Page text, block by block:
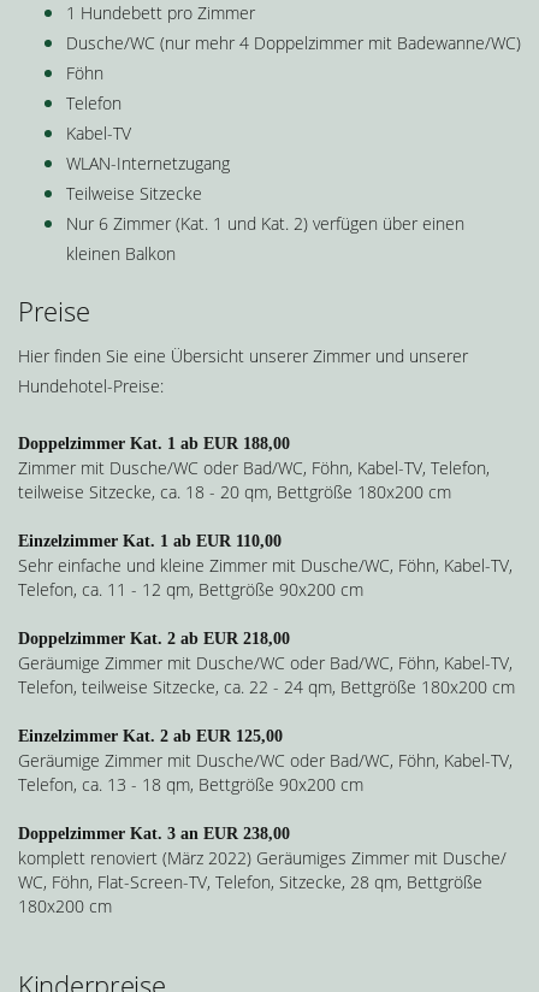
1 Hundebett pro Zimmer
Dusche/WC (nur mehr 4 Doppelzimmer mit Badewanne/WC)
Föhn
Telefon
Kabel-TV
WLAN-Internetzugang
Teilweise Sitzecke
Nur 6 Zimmer (Kat. 1 und Kat. 2) verfügen über einen
kleinen Balkon
Preise
Hier finden Sie eine Übersicht unserer Zimmer und unserer
Hundehotel-Preise:
Doppelzimmer Kat. 1 ab EUR 188,00
Zimmer mit Dusche/WC oder Bad/WC, Föhn, Kabel-TV, Telefon,
teilweise Sitzecke, ca. 18 - 20 qm, Bettgröße 180x200 cm
Einzelzimmer Kat. 1 ab EUR 110,00
Sehr einfache und kleine Zimmer mit Dusche/WC, Föhn, Kabel-TV,
Telefon, ca. 11 - 12 qm, Bettgröße 90x200 cm
Doppelzimmer Kat. 2 ab EUR 218,00
Geräumige Zimmer mit Dusche/WC oder Bad/WC, Föhn, Kabel-TV,
Telefon, teilweise Sitzecke, ca. 22 - 24 qm, Bettgröße 180x200 cm
Einzelzimmer Kat. 2 ab EUR 125,00
Geräumige Zimmer mit Dusche/WC oder Bad/WC, Föhn, Kabel-TV,
Telefon, ca. 13 - 18 qm, Bettgröße 90x200 cm
Doppelzimmer Kat. 3 an EUR 238,00
komplett renoviert (März 2022) Geräumiges Zimmer mit Dusche/
WC, Föhn, Flat-Screen-TV, Telefon, Sitzecke, 28 qm, Bettgröße
180x200 cm
Kinderpreise